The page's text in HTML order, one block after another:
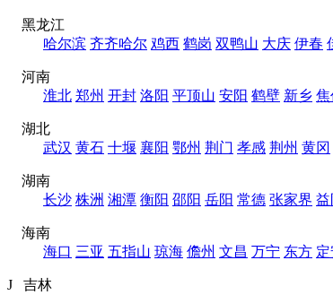
黑龙江
哈尔滨 齐齐哈尔 鸡西 鹤岗 双鸭山 大庆 伊春
河南
淮北 郑州 开封 洛阳 平顶山 安阳 鹤壁 新乡 焦
湖北
武汉 黄石 十堰 襄阳 鄂州 荆门 孝感 荆州 黄冈
湖南
长沙 株洲 湘潭 衡阳 邵阳 岳阳 常德 张家界 益
海南
海口 三亚 五指山 琼海 儋州 文昌 万宁 东方
J 吉林